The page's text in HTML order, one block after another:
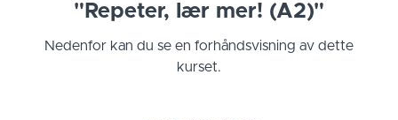
"Repeter, lær mer! (A2)"
Nedenfor kan du se en forhåndsvisning av dette
kurset.